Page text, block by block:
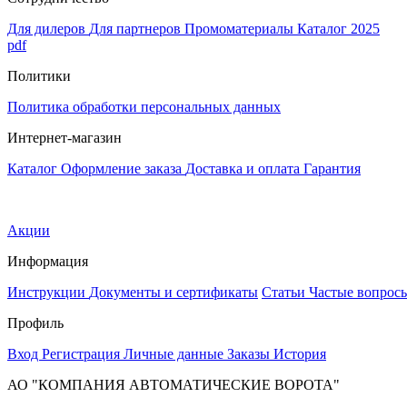
Для дилеров Для партнеров Промоматериалы Каталог 2025
pdf
Политики
Политика обработки персональных данных
Интернет-магазин
Каталог Оформление заказа Доставка и оплата Гарантия
Акции
Информация
Инструкции Документы и сертификаты Статьи Частые
Профиль
Вход Регистрация Личные данные Заказы История
АО "КОМПАНИЯ АВТОМАТИЧЕСКИЕ ВОРОТА"